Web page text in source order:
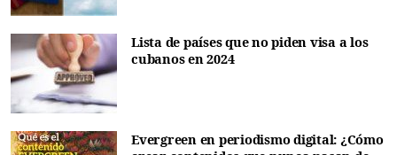
Lista de países que no piden visa a los
cubanos en 2024
Evergreen en periodismo digital: ¿Cómo